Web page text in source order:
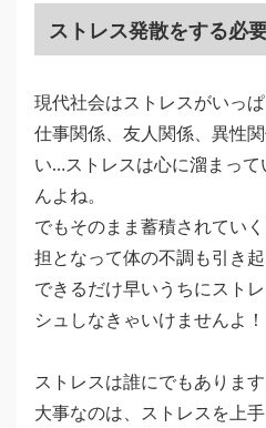
ストレス発散をする必
現代社会はストレスがいっぱ
仕事関係、友人関係、異性
い…ストレスは心に溜まっ
んよね。
でもそのまま蓄積されてい
担となって体の不調も引き起
できるだけ早いうちにスト
シュしなきゃいけませんよ！
ストレスは誰にでもあります
大事なのは、ストレスを上